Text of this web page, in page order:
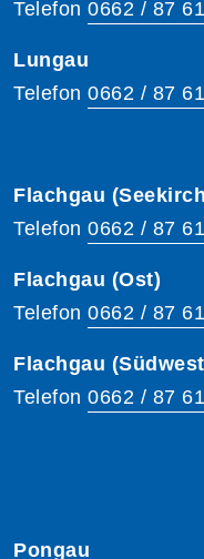
Telefon 0662 / 87
Lungau
Telefon 0662 / 87
Flachgau
Telefon 0662 / 87
Flachgau (Ost)
Telefon 0662 / 87
Flachgau
Telefon 0662 / 87
Pongau